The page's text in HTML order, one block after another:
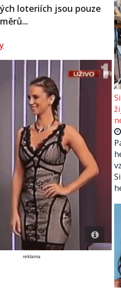
loteriích jsou pouze
reklama